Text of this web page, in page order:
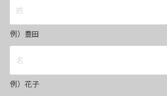
例）豊田
例）花子